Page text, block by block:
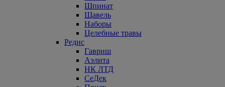
Шпинат
Щавель
Наборы
Целебные травы
Редис
Гавриш
Аэлита
НК ЛТД
СеДек